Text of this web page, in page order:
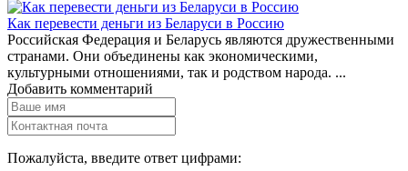
Как перевести деньги из Беларуси в Россию
Российская Федерация и Беларусь являются дружественными
странами. Они объединены как экономическими,
культурными отношениями, так и родством народа. ...
Добавить комментарий
Пожалуйста, введите ответ цифрами: